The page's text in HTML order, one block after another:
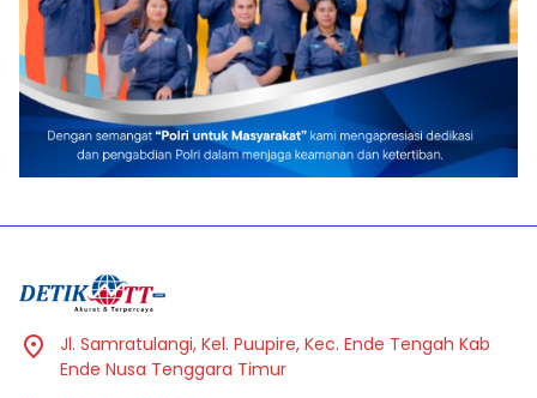
Jl. Samratulangi, Kel. Puupire, Kec. Ende Tengah Kab
Ende Nusa Tenggara Timur